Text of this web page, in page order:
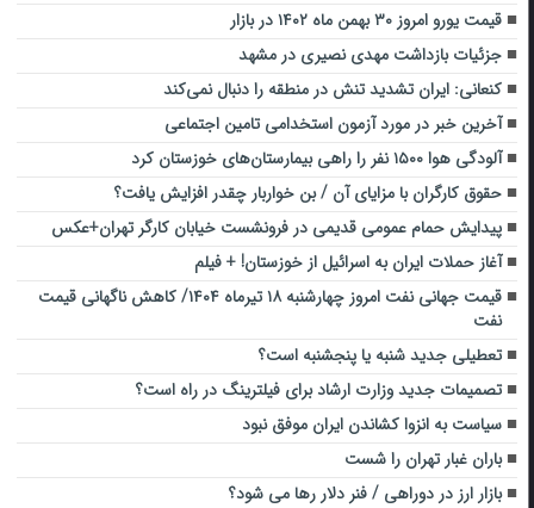
قیمت یورو امروز ۳۰ بهمن ماه ۱۴۰۲ در بازار
جزئیات بازداشت مهدی نصیری در مشهد
کنعانی: ایران تشدید تنش در منطقه را دنبال نمی‌کند
آخرین خبر در مورد آزمون استخدامی تامین اجتماعی
آلودگی هوا ۱۵۰۰ نفر را راهی بیمارستان‌های خوزستان کرد
حقوق کارگران با مزایای آن / بن خواربار چقدر افزایش یافت؟
پیدایش حمام عمومی قدیمی در فرونشست خیابان کارگر تهران+عکس
آغاز حملات ایران به اسرائیل از خوزستان! + فیلم
قیمت جهانی نفت امروز چهارشنبه ۱۸ تیرماه ۱۴۰۴/ کاهش ناگهانی قیمت
نفت
تعطیلی جدید شنبه یا پنجشنبه است؟
تصمیمات جدید وزارت ارشاد برای فیلترینگ در راه است؟
سیاست به انزوا کشاندن ایران موفق نبود
باران غبار تهران را شست
بازار ارز در دوراهی / فنر دلار رها می شود؟